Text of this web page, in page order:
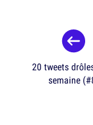
20 tweets
semaine